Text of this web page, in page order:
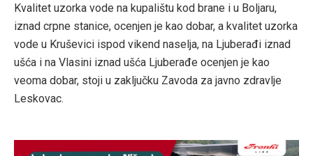
Kvalitet uzorka vode na kupalištu kod brane i u Boljaru,
iznad crpne stanice, ocenjen je kao dobar, a kvalitet uzorka
vode u Kruševici ispod vikend naselja, na Ljuberađi iznad
ušća i na Vlasini iznad ušća Ljuberađe ocenjen je kao
veoma dobar, stoji u zaključku Zavoda za javno zdravlje
Leskovac.